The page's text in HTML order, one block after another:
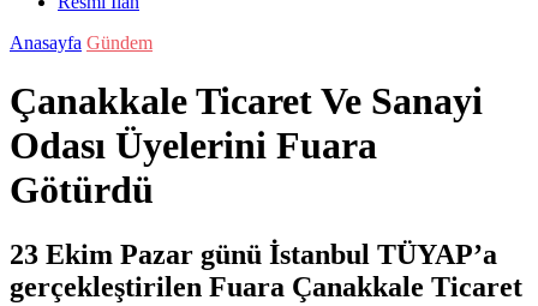
Anasayfa Gündem
Çanakkale Ticaret Ve Sanayi
Odası Üyelerini Fuara
Götürdü
23 Ekim Pazar günü İstanbul TÜYAP’a
gerçekleştirilen Fuara Çanakkale Ticaret